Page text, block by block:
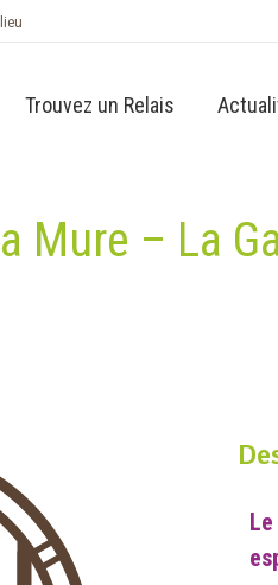
Trouvez un Relais
Mure – La